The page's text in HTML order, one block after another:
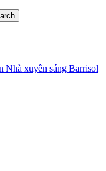
Nhà xuyên sáng Barrisol